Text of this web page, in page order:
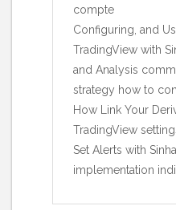
compte
Configuring, and
TradingView with
and Analysis
strategy how to
How Link Your
TradingView
Set Alerts with
implementation